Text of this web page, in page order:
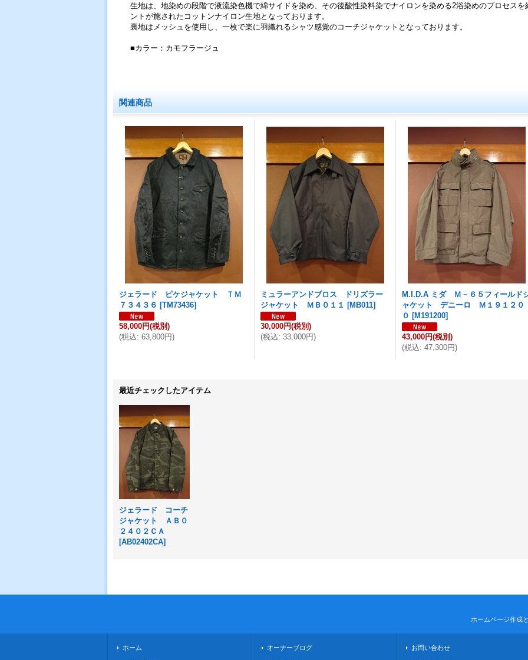
生地は、地染めの段階で液流染色機で綿サイドを染め、その後酸性染料染でナイロンを染める2浴染めのプロセス
ントが施されたコットンナイロン生地となっております。
裏地はメッシュを使用し、一枚で楽に羽織れるシャツ感覚のコーチジャケットとなっております。
■カラー：カモフラージュ
関連商品
ジェラード ピケジャケット ＴＭ
７３４３６ [TM73436]
58,000円(税別)
(税込: 63,800円)
ミュラーアンドブロス ドリズラー
ジャケット ＭＢ０１１ [MB011]
30,000円(税別)
(税込: 33,000円)
M.I.D.A ミダ Ｍ－６５フィールド
ャケット デニーロ Ｍ１９１２０
０ [M191200]
43,000円(税別)
(税込: 47,300円)
最近チェックしたアイテム
ジェラード コーチ
ジャケット ＡＢ０
２４０２ＣＡ
[AB02402CA]
ホームページ作成
ホーム オーナーブログ お問い合わせ